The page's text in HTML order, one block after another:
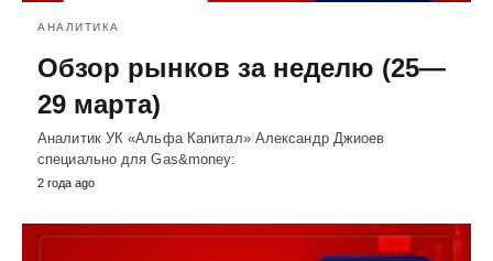
АНАЛИТИКА
Обзор рынков за неделю (25—
29 марта)
Аналитик УК «Альфа Капитал» Александр Джиоев
специально для Gas&money:
2 года ago